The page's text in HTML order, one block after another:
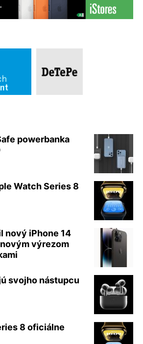
powerbanka
Watch Series 8
nový iPhone 14
novým výrezom
svojho nástupcu
8 oficiálne